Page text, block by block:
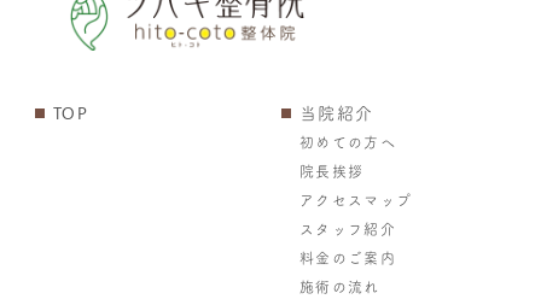
TOP 当院紹介
初めての方へ
院長挨拶
アクセスマップ
スタッフ紹介
料金のご案内
施術の流れ